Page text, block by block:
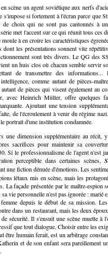
scène un agent soviétique aux nerfs
s'impose si fortement à l'écran parce que
de choix qui ne sont pas cantonnés à
met l'accent sur ce qui réunit tous ces
à en croire les caractéristiques
dont les présentations sonnent vite
sont très divers. Le QG des
un huis clos où chacun semble servir
de transmettre des informations...
comme autant de pièces-
de pièces qui visent également au
avec Heinrich Müller, offre quelques
Ajoutant une tension
de l'écroulement à venir du régime
portrait d'une institution condamnée.
une dimension supplémentaire au récit,
sacrifices pour maintenir sa
Si le professionnalisme de l'agent n'est
perceptible dans certaines scènes,
une fiction dénuée d'émotions. Les
létaux mis en scène, mais les
La façade présentée par le maître-espion
vie personnelle n'est pas ignorée : marié
depuis le début de sa mission. Les
dans un restaurant, mais les deux
sécurité. Il s'ensuit une scène muette à
que tout dialogue. Choisir entre les
être humain ferait, est un arbitrage
et de son enfant sera pareillement